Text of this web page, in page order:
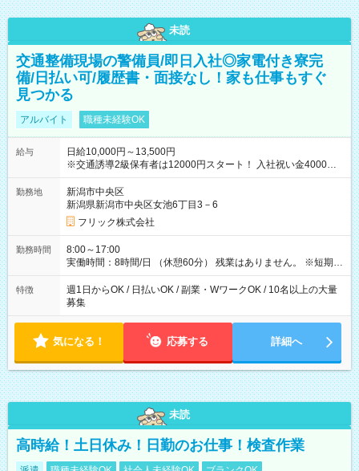
未読
交通整備現場の警備員/即日入社◎家電付き寮完
備/日払い可/履歴書・面接なし！家も仕事もすぐ
見つかる
アルバイト 職種未経験OK
給与
日給10,000円～13,500円
※交通誘導2級保有者は12000円スタート！ 入社祝い金4000円
【試用期間】試用期間なし
勤務地
新潟市中央区
新潟県新潟市中央区女池6丁目3－6
フリック株式会社
勤務時間
8:00～17:00
実働時間：8時間/日 （休憩60分） 残業はありません。 ※短期の
募集は行っておりません。予めご了承くださいませ。
特徴
週1日からOK / 日払いOK / 副業・WワークOK / 10名以上の大量
募集
気になる！ 応募する 詳細へ
未読
高時給！土日休み！日勤のお仕事！検査作業